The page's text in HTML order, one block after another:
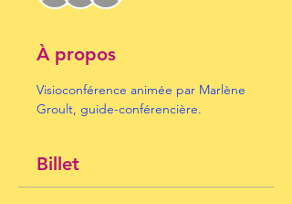
À propos
Visioconférence animée par Marlène
Groult, guide-conférencière.
Billet